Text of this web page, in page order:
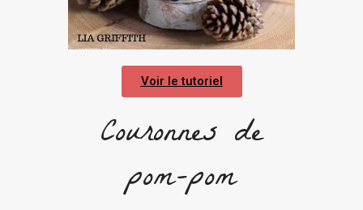
Voir le tutoriel
Couronnes de
pom-pom